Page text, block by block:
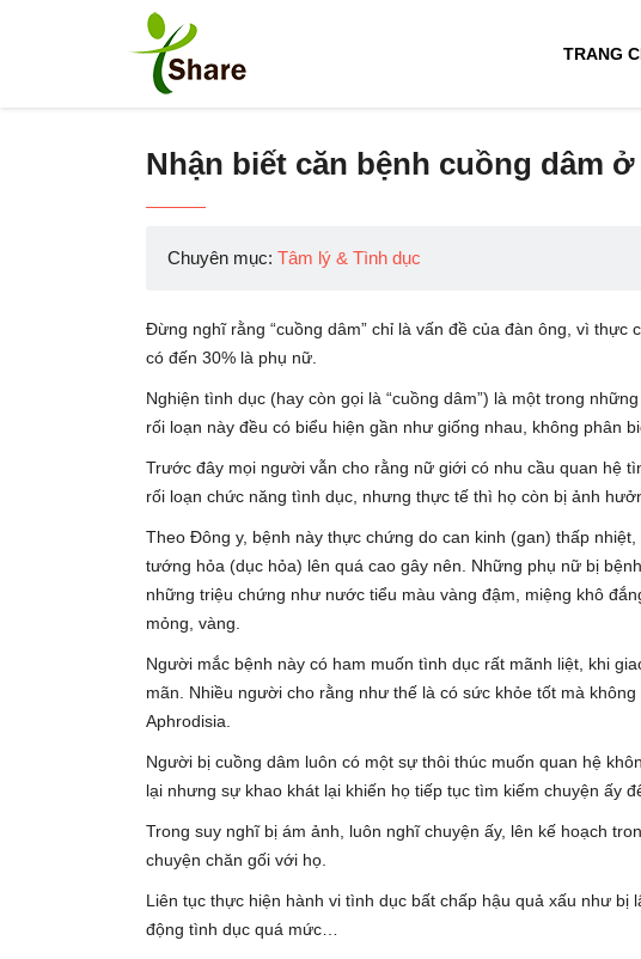
TRANG
Nhận biết căn bệnh cuồng dâm
Chuyên mục: Tâm lý & Tình dục
Đừng nghĩ rằng “cuồng dâm” chỉ là vấn đề của đàn ông, vì
có đến 30% là phụ nữ.
Nghiện tình dục (hay còn gọi là “cuồng dâm”) là một trong
rối loạn này đều có biểu hiện gần như giống nhau, không phân
Trước đây mọi người vẫn cho rằng nữ giới có nhu cầu quan hệ
rối loạn chức năng tình dục, nhưng thực tế thì họ còn bị ảnh
Theo Đông y, bệnh này thực chứng do can kinh (gan) thấp
tướng hỏa (dục hỏa) lên quá cao gây nên. Những phụ nữ bị
những triệu chứng như nước tiểu màu vàng đậm, miệng khô
mỏng, vàng.
Người mắc bệnh này có ham muốn tình dục rất mãnh liệt, khi
mãn. Nhiều người cho rằng như thế là có sức khỏe tốt mà
Aphrodisia.
Người bị cuồng dâm luôn có một sự thôi thúc muốn quan hệ
lại nhưng sự khao khát lại khiến họ tiếp tục tìm kiếm chuyện ấy
Trong suy nghĩ bị ám ảnh, luôn nghĩ chuyện ấy, lên kế hoạch
chuyện chăn gối với họ.
Liên tục thực hiện hành vi tình dục bất chấp hậu quả xấu như
động tình dục quá mức…